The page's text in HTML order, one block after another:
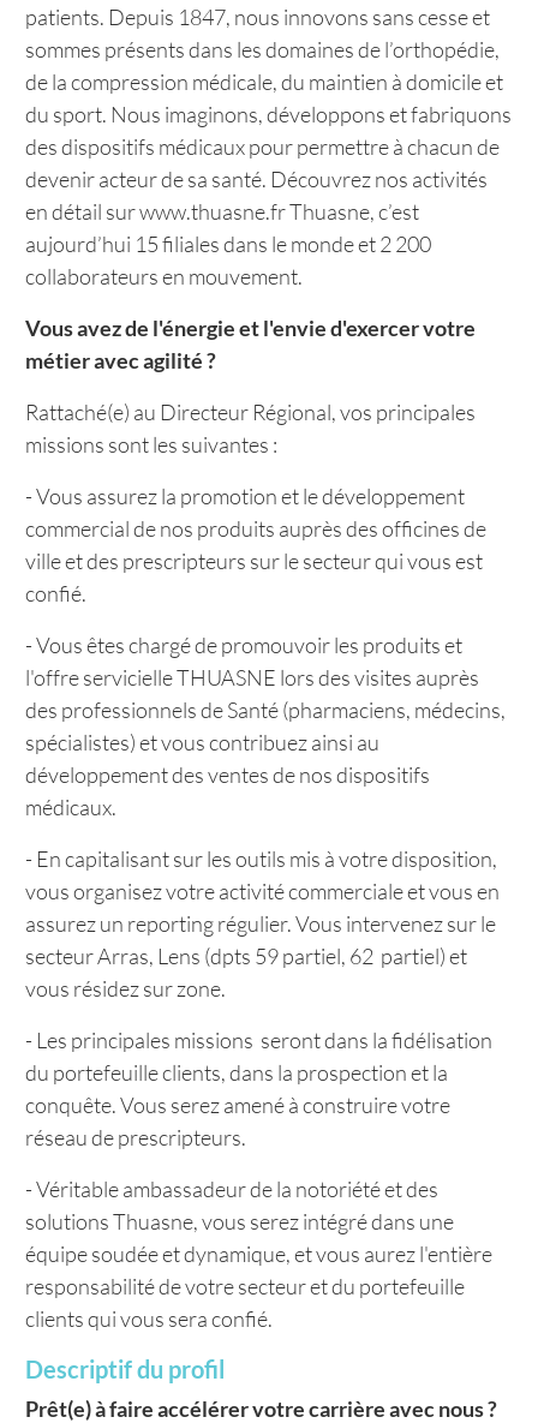
patients. Depuis 1847, nous innovons sans cesse et
sommes présents dans les domaines de l’orthopédie,
de la compression médicale, du maintien à domicile et
du sport. Nous imaginons, développons et fabriquons
des dispositifs médicaux pour permettre à chacun de
devenir acteur de sa santé. Découvrez nos activités
en détail sur www.thuasne.fr Thuasne, c’est
aujourd’hui 15 filiales dans le monde et 2 200
collaborateurs en mouvement.
Vous avez de l'énergie et l'envie d'exercer votre
métier avec agilité ?
Rattaché(e) au Directeur Régional, vos principales
missions sont les suivantes :
- Vous assurez la promotion et le développement
commercial de nos produits auprès des officines de
ville et des prescripteurs sur le secteur qui vous est
confié.
- Vous êtes chargé de promouvoir les produits et
l'offre servicielle THUASNE lors des visites auprès
des professionnels de Santé (pharmaciens, médecins,
spécialistes) et vous contribuez ainsi au
développement des ventes de nos dispositifs
médicaux.
- En capitalisant sur les outils mis à votre disposition,
vous organisez votre activité commerciale et vous en
assurez un reporting régulier. Vous intervenez sur le
secteur Arras, Lens (dpts 59 partiel, 62 partiel) et
vous résidez sur zone.
- Les principales missions seront dans la fidélisation
du portefeuille clients, dans la prospection et la
conquête. Vous serez amené à construire votre
réseau de prescripteurs.
- Véritable ambassadeur de la notoriété et des
solutions Thuasne, vous serez intégré dans une
équipe soudée et dynamique, et vous aurez l'entière
responsabilité de votre secteur et du portefeuille
clients qui vous sera confié.
Descriptif du profil
Prêt(e) à faire accélérer votre carrière avec nous ?